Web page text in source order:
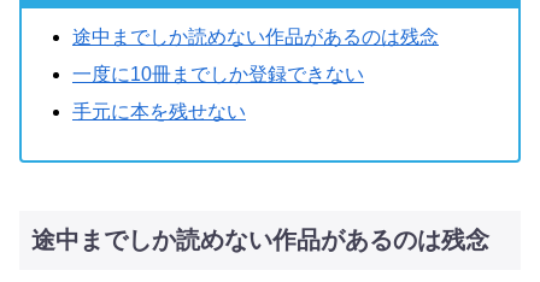
途中までしか読めない作品があるのは残念
一度に10冊までしか登録できない
手元に本を残せない
途中までしか読めない作品があるのは残念